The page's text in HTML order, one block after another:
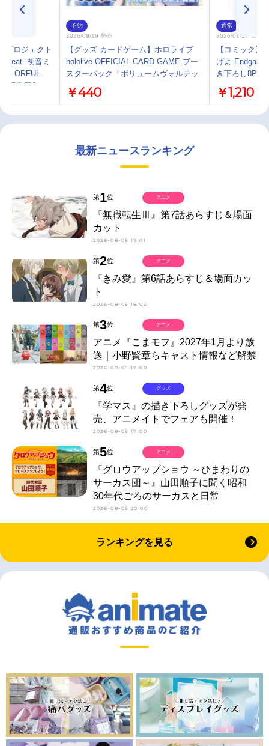
プロジェクト
! feat. 初音ミ
限定盤】
予約
2026/09/19 発売
【グッズ-カードゲーム】ホロライブ
hololive OFFICIAL CARD GAME ブー
スターパック「ボリュームヴォルテッ
クス」
￥440
通常
2026/07/17 発売
【コミック】
げよ-
き下ろし8P小
￥1,210
最新ニュースランキング
第1位
『無職転生Ⅲ』第7話あらすじ＆場面
カット
2026-08-05 19:01
アニメ
第2位
『きみ愛』第6話あらすじ＆場面カッ
ト
2026-08-05 18:02
アニメ
第3位
アニメ『こまモフ』2027年1月より放
送｜小野賢章らキャスト情報など解禁
2026-08-05 17:00
アニメ
第4位
『学マス』の描き下ろしグッズが発
売、アニメイトでフェアも開催！
2026-08-05 17:00
グッズ
第5位
『グロウアップショウ ～ひまわりの
サーカス団～』山田順子に聞く昭和
30年代ごろのサーカスと日常
2026-08-05 20:00
アニメ
ランキングを見る